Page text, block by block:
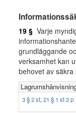
19 § Varje
grundläggande
verksamhet kan
behovet av säkra
3 § 2 st, 21 § 1 st 2 p